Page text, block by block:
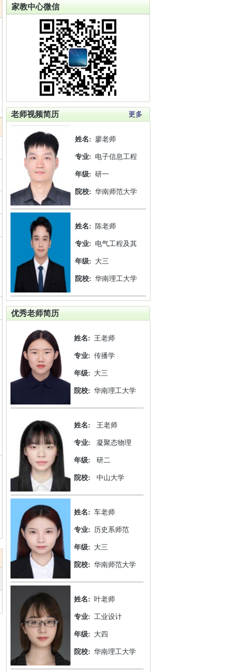
家教中心微信
老师视频简历 更多
姓名: 廖老师
专业: 电子信息工程
年级: 研一
院校: 华南师范大学
姓名: 陈老师
专业: 电气工程及其
年级: 大三
院校: 华南理工大学
优秀老师简历
姓名: 王老师
专业: 传播学
年级: 大三
院校: 华南理工大学
姓名: 王老师
专业: 凝聚态物理
年级: 研二
院校: 中山大学
姓名: 车老师
专业: 历史系师范
年级: 大三
院校: 华南师范大学
姓名: 叶老师
专业: 工业设计
年级: 大四
院校: 华南理工大学